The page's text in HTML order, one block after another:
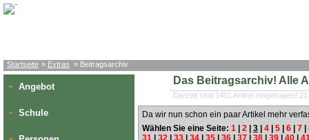
Startseite » Extras » Beitragsarchiv
» Angebot
» Schule
»
Das Beitragsarchiv! Alle
Derzeit sind 1401 Artikel eingetragen!
Da wir nun schon ein paar Artikel mehr
Wählen Sie eine Seite: 1 2 3 4 5 6 7
31
32 33 34 35 36 37 38 39 40